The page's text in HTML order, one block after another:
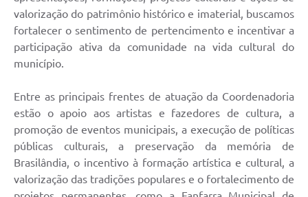
valorização do patrimônio histórico e imaterial, buscamos
fortalecer o sentimento de pertencimento e incentivar a
participação ativa da comunidade na vida cultural do
município.
Entre as principais frentes de atuação da Coordenadoria
estão o apoio aos artistas e fazedores de cultura, a
promoção de eventos municipais, a execução de políticas
públicas culturais, a preservação da memória de
Brasilândia, o incentivo à formação artística e cultural, a
valorização das tradições populares e o fortalecimento de